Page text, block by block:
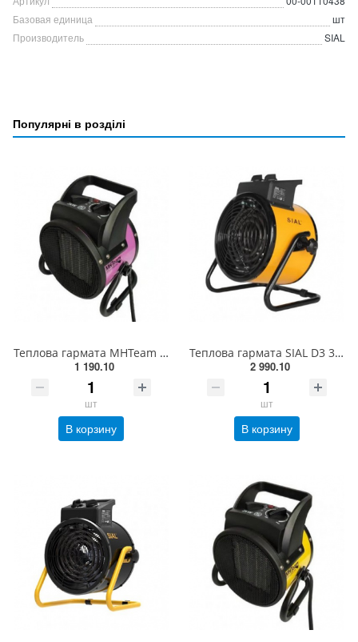
Базовая единица
шт
Производитель
SIAL
Популярні в розділі
Теплова гармата MHTeam EH6-02 VIOLET 2 кВт 230 В(175100107)
1 190.10
шт
В корзину
Теплова гармата SIAL D3 3 кВт(332302531)
2 990.10
шт
В корзину